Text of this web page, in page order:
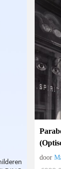
door